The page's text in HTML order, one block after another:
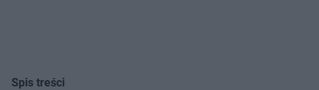
Spis treści